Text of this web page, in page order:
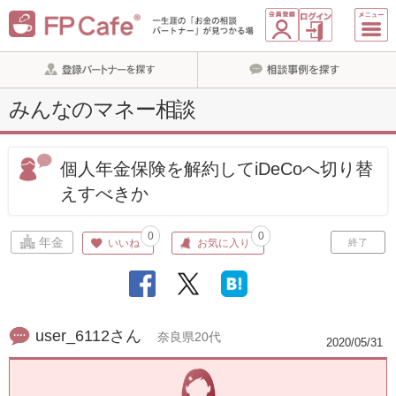
みんなのマネー相談
個人年金保険を解約してiDeCoへ切り替
えすべきか
年金 いいね
0
お気に入り
0 終了
user_6112さん 奈良県20代 2020/05/31